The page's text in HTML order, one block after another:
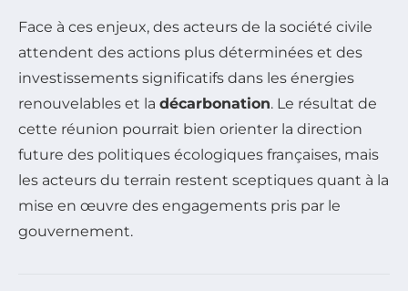
Face à ces enjeux, des acteurs de la société civile
attendent des actions plus déterminées et des
investissements significatifs dans les énergies
renouvelables et la décarbonation. Le résultat de
cette réunion pourrait bien orienter la direction
future des politiques écologiques françaises, mais
les acteurs du terrain restent sceptiques quant à la
mise en œuvre des engagements pris par le
gouvernement.